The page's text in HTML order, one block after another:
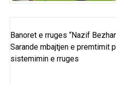
Banoret e rruges “Nazif
Sarande mbajtjen e premtimit
sistemimin e rruges